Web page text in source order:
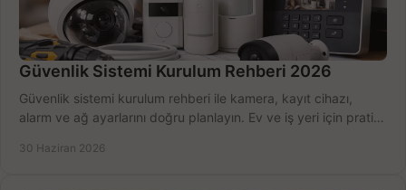
Güvenlik Sistemi Kurulum Rehberi 2026
Güvenlik sistemi kurulum rehberi ile kamera, kayıt cihazı,
alarm ve ağ ayarlarını doğru planlayın. Ev ve iş yeri için pratik
30 Haziran 2026